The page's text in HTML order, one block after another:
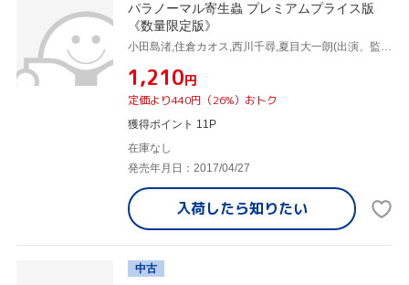
パラノーマル寄生蟲 プレミアムプライス版
《数量限定版》
小田島渚,住倉カオス,西川千尋,夏目大一朗(出演、監督、脚本)
¥1,210円
定価より440円（26%）おトク
獲得ポイント 11P
在庫なし
発売年月日：2017/04/27
入荷したら知りたい
中古